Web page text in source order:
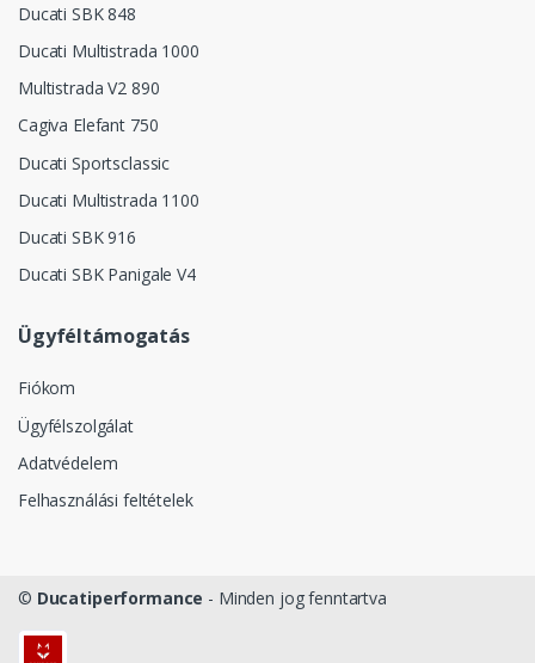
Ducati SBK 848
Ducati Multistrada 1000
Multistrada V2 890
Cagiva Elefant 750
Ducati Sportsclassic
Ducati Multistrada 1100
Ducati SBK 916
Ducati SBK Panigale V4
Ügyféltámogatás
Fiókom
Ügyfélszolgálat
Adatvédelem
Felhasználási feltételek
© Ducatiperformance - Minden jog fenntartva